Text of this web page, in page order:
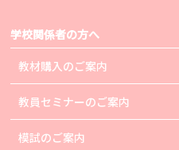
学校関係者の方へ
教材購入のご案内
教員セミナーのご案内
模試のご案内